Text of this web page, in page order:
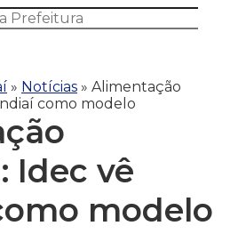
» Notícias » Alimentação
como modelo
Idec vê
modelo